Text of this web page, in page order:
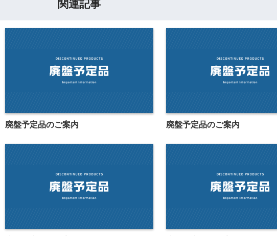
関連記事
廃盤予定品のご案内 廃盤予定品のご案内